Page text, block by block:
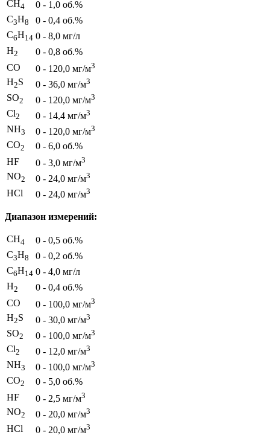
CH4
0 - 1,0 об.%
C3H8
0 - 0,4 об.%
C6H14 0 - 8,0 мг/л
H2
0 - 0,8 об.%
CO
0 - 120,0 мг/м3
H2S 0 - 36,0 мг/м3
SO2 0 - 120,0 мг/м3
Cl2 0 - 14,4 мг/м3
NH3 0 - 120,0 мг/м3
CO2
0 - 6,0 об.%
HF
0 - 3,0 мг/м3
NO2 0 - 24,0 мг/м3
HCl 0 - 24,0 мг/м3
Диапазон измерений:
CH4
0 - 0,5 об.%
C3H8
0 - 0,2 об.%
C6H14 0 - 4,0 мг/л
H2
0 - 0,4 об.%
CO
0 - 100,0 мг/м3
H2S 0 - 30,0 мг/м3
SO2 0 - 100,0 мг/м3
Cl2 0 - 12,0 мг/м3
NH3 0 - 100,0 мг/м3
CO2
0 - 5,0 об.%
HF
0 - 2,5 мг/м3
NO2 0 - 20,0 мг/м3
HCl 0 - 20,0 мг/м3